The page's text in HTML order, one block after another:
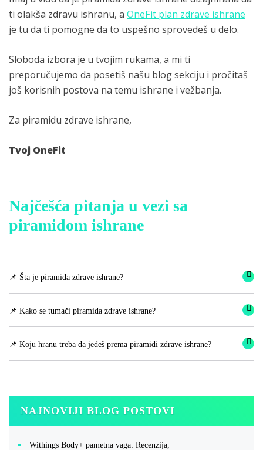
ti olakša zdravu ishranu, a OneFit plan zdrave ishrane
je tu da ti pomogne da to uspešno sprovedeš u delo.
Sloboda izbora je u tvojim rukama, a mi ti
preporučujemo da posetiš našu blog sekciju i pročitaš
još korisnih postova na temu ishrane i vežbanja.
Za piramidu zdrave ishrane,
Tvoj OneFit
Najčešća pitanja u vezi sa
piramidom ishrane
📌 Šta je piramida zdrave ishrane?
📌 Kako se tumači piramida zdrave ishrane?
📌 Koju hranu treba da jedeš prema piramidi zdrave ishrane?
NAJNOVIJI BLOG POSTOVI
Withings Body+ pametna vaga: Recenzija,